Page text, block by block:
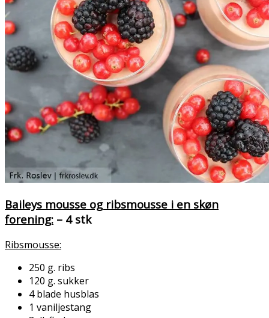
Baileys mousse og ribsmousse i en skøn
forening: – 4 stk
Ribsmousse:
250 g. ribs
120 g. sukker
4 blade husblas
1 vaniljestang